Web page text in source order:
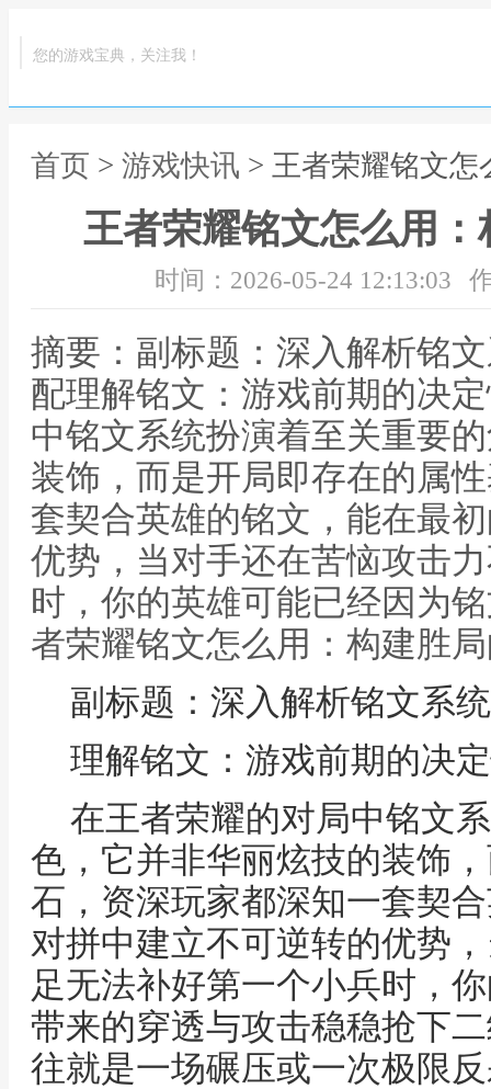
您的游戏宝典，关注我！
首页 > 游戏快讯 > 王者荣耀铭文
王者荣耀铭文怎么用
时间：2026-05-24 12:13:03
摘要：副标题：深入解析铭
配理解铭文：游戏前期的决
中铭文系统扮演着至关重要
装饰，而是开局即存在的属
套契合英雄的铭文，能在最
优势，当对手还在苦恼攻击
时，你的英雄可能已经因为
者荣耀铭文怎么用：构建胜
副标题：深入解析铭文系
理解铭文：游戏前期的决
在王者荣耀的对局中铭文
色，它并非华丽炫技的装饰
石，资深玩家都深知一套契
对拼中建立不可逆转的优势
足无法补好第一个小兵时，
带来的穿透与攻击稳稳抢下
往就是一场碾压或一次极限